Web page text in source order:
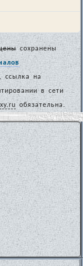
сохранены
ссылка на
в сети
обязательна.